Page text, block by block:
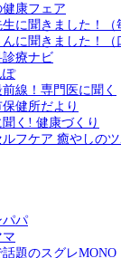
康フェア
に聞きました！（
に聞きました！（
療ナビ
ぽ
線！専門医に聞く
健所だより
聞く! 健康づくり
フケア 癒やしの
パパ
マ
題のスグレMONO